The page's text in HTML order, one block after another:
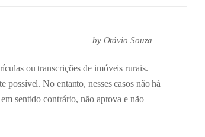
by Otávio Souza
ou transcrições de imóveis rurais.
possível. No entanto, nesses casos não há
sentido contrário, não aprova e não